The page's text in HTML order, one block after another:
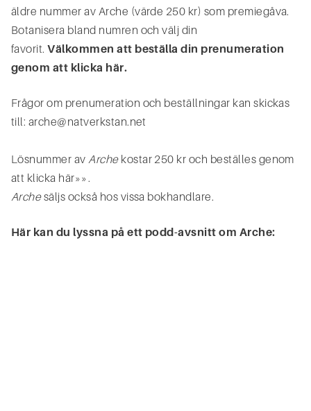
äldre nummer av Arche (värde 250 kr) som premiegåva.
Botanisera bland numren och välj din
favorit.Välkommen att beställa din prenumeration
genom att klicka här.
Frågor om prenumeration och beställningar kan skickas
till: arche@natverkstan.net
Lösnummer avArchekostar 250 kr och beställes genom
att klicka här»».
Archesäljs också hos vissa bokhandlare.
Här kan du lyssna på ett podd-avsnitt om Arche: